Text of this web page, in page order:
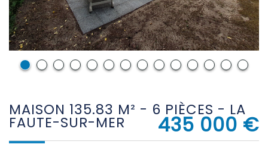
MAISON 135.83 M² - 6 PIÈCES - LA
FAUTE-SUR-MER 435 000 €